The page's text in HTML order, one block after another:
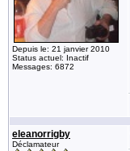
Depuis le: 21 janvier 2010
Status actuel: Inactif
Messages: 6872
eleanorrigby
Déclamateur